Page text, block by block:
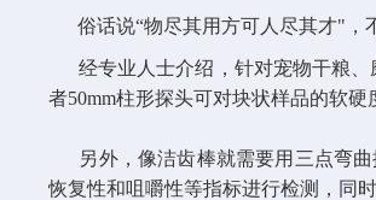
俗话说“物尽其用方可人尽其才"，
经专业人士介绍，针对宠物干粮、
者50mm柱形探头可对块状样品的软
另外，像洁齿棒就需要用三点弯曲
恢复性和咀嚼性等指标进行检测，同